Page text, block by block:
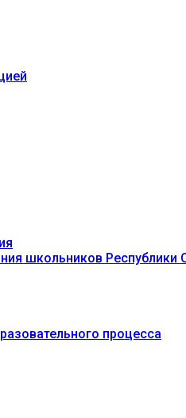
школьников Республики
процесса